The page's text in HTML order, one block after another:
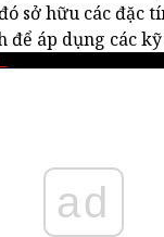
sở hữu các đặc
để áp dụng các
ad